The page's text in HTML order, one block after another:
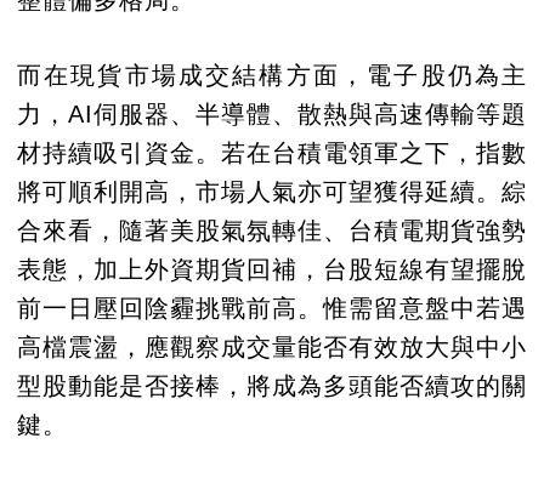
而在現貨市場成交結構方面，電子股仍為主
力，AI伺服器、半導體、散熱與高速傳輸等題
材持續吸引資金。若在台積電領軍之下，指數
將可順利開高，市場人氣亦可望獲得延續。綜
合來看，隨著美股氣氛轉佳、台積電期貨強勢
表態，加上外資期貨回補，台股短線有望擺脫
前一日壓回陰霾挑戰前高。惟需留意盤中若遇
高檔震盪，應觀察成交量能否有效放大與中小
型股動能是否接棒，將成為多頭能否續攻的關
鍵。